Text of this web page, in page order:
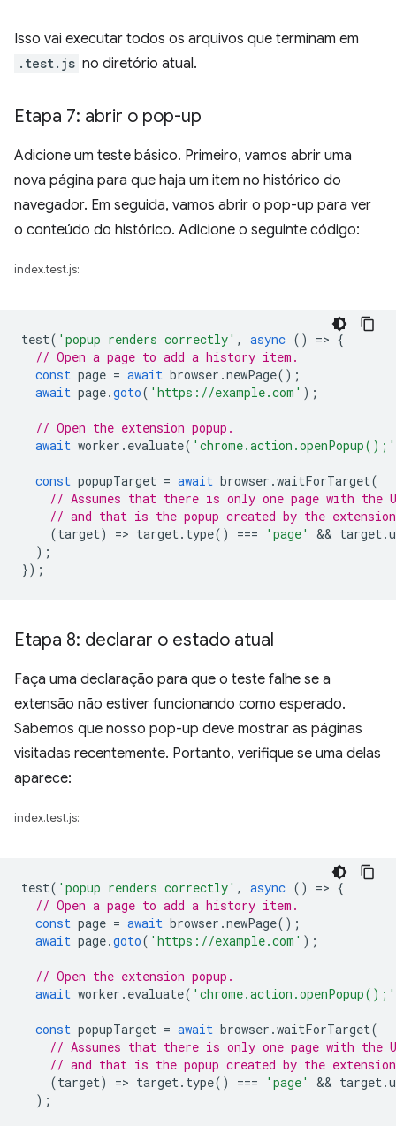
Isso vai executar todos os arquivos que terminam em
.test.js no diretório atual.
Etapa 7: abrir o pop-up
Adicione um teste básico. Primeiro, vamos abrir uma
nova página para que haja um item no histórico do
navegador. Em seguida, vamos abrir o pop-up para ver
o conteúdo do histórico. Adicione o seguinte código:
index.test.js:
test( 'popup renders correctly' , async () => {
// Open a page to add a history item.
const page = await browser .newPage();
await page.goto( 'https://example.com' );
// Open the extension popup.
await worker . evaluate( 'chrome.action.openPopup();'
const popupTarget = await browser .waitForTarget(
// Assumes that there is only one page with the
// and that is the popup created by the
(target) => target. type() === 'page' && target.
);
});
Etapa 8: declarar o estado atual
Faça uma declaração para que o teste falhe se a
extensão não estiver funcionando como esperado.
Sabemos que nosso pop-up deve mostrar as páginas
visitadas recentemente. Portanto, verifique se uma delas
aparece:
index.test.js:
test( 'popup renders correctly' , async () => {
// Open a page to add a history item.
const page = await browser .newPage();
await page.goto( 'https://example.com' );
// Open the extension popup.
await worker . evaluate( 'chrome.action.openPopup();'
const popupTarget = await browser .waitForTarget(
// Assumes that there is only one page with the
// and that is the popup created by the
(target) => target. type() === 'page' && target.
);